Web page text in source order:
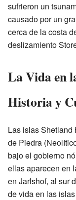
sufrieron un
causado por un
cerca de la costa
deslizamiento
La Vida en
Historia y
Las islas Shetland
de Piedra
bajo el gobierno
ellas aparecen en
en Jarlshof, al sur
de vida en las